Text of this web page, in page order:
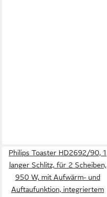
Philips Toaster HD2692/90, 1
langer Schlitz, für 2 Scheiben,
950 W, mit Aufwärm- und
Auftaufunktion, integriertem